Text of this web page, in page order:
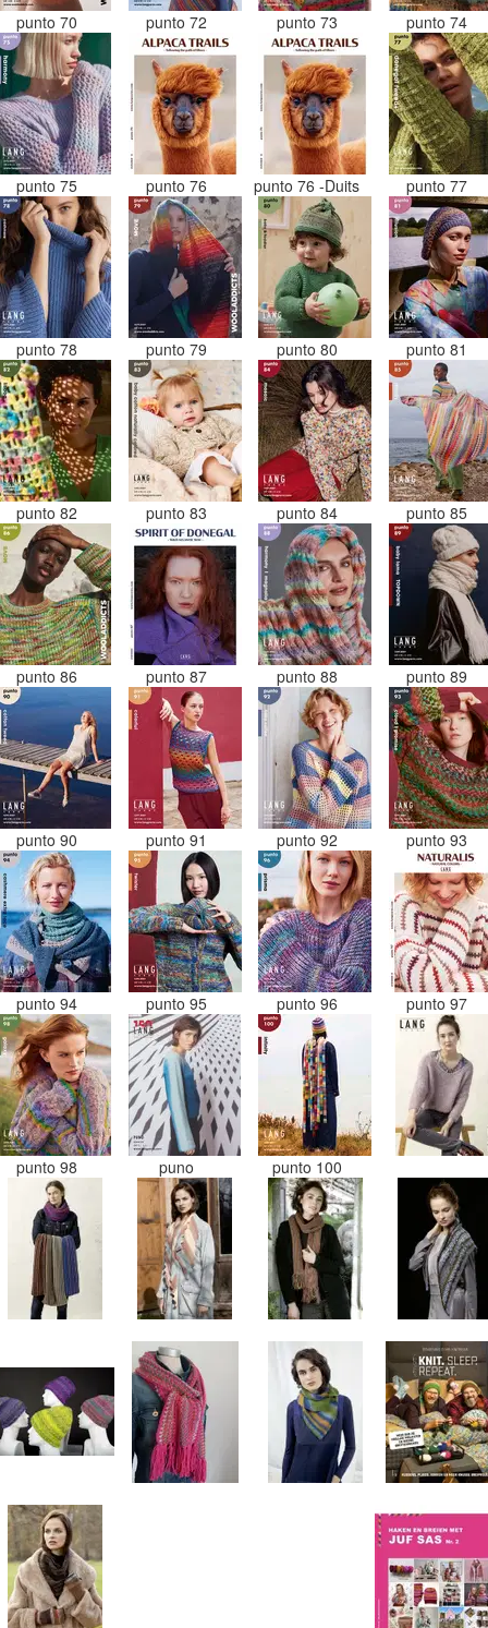
punto 70 punto 72 punto 73 punto 74
punto 75 punto 76 punto 76 -Duits punto 77
punto 78 punto 79 punto 80 punto 81
punto 82 punto 83 punto 84 punto 85
punto 86 punto 87 punto 88 punto 89
punto 90 punto 91 punto 92 punto 93
punto 94 punto 95 punto 96 punto 97
punto 98 puno punto 100